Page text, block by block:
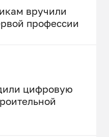
вручили
профессии
цифровую